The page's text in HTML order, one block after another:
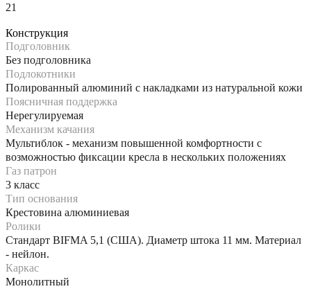
21
Конструкция
Подголовник
Без подголовника
Подлокотники
Полированный алюминий с накладками из натуральной кожи
Поясничная поддержка
Нерегулируемая
Механизм качания
Мультиблок - механизм повышенной комфортности с
возможностью фиксации кресла в нескольких положениях
Газ патрон
3 класс
Тип основания
Крестовина алюминиевая
Ролики
Стандарт BIFMA 5,1 (США). Диаметр штока 11 мм. Материал
- нейлон.
Каркас
Монолитный